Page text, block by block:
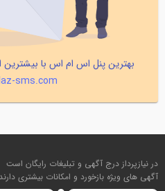
بهترین پنل اس ام اس با بیشترین
sms.com
در نیازپرداز درج آگهی و تبلیغات رایگان است
آگهی های ویژه بازخورد و امکانات بیشتری